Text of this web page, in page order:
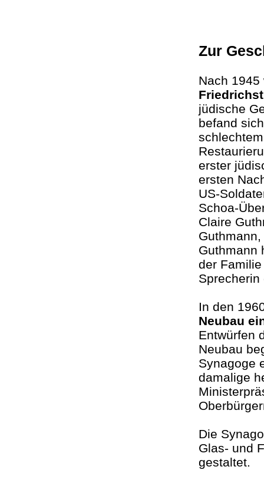
Zur
Nach
jüdische
befand
erster
ersten
US-
Schoa-
Claire
Guthmann
der
In den
Neubau
Entwürfen
Neubau
Synagoge
damalige
Die
Glas- und
gestaltet.